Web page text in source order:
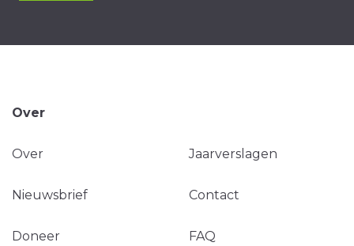
Over
Over Jaarverslagen
Nieuwsbrief Contact
Doneer FAQ